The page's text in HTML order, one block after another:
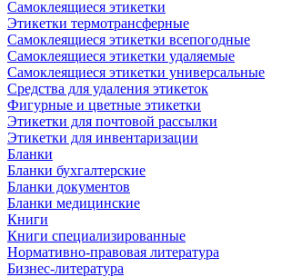
Самоклеящиеся этикетки
Этикетки термотрансферные
Самоклеящиеся этикетки всепогодные
Самоклеящиеся этикетки удаляемые
Самоклеящиеся этикетки универсальные
Средства для удаления этикеток
Фигурные и цветные этикетки
Этикетки для почтовой рассылки
Этикетки для инвентаризации
Бланки
Бланки бухгалтерские
Бланки документов
Бланки медицинские
Книги
Книги специализированные
Нормативно-правовая литература
Бизнес-литература